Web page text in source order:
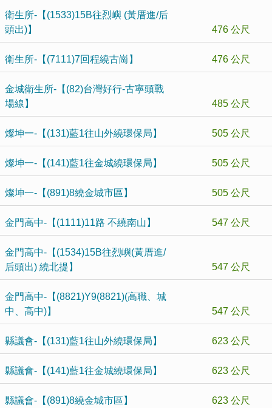
衛生所-【(1533)15B往烈嶼 (黃厝進/后
頭出)】
476 公尺
衛生所-【(7111)7回程繞古崗】 476 公尺
金城衛生所-【(82)台灣好行-古寧頭戰
場線】
485 公尺
燦坤一-【(131)藍1往山外繞環保局】 505 公尺
燦坤一-【(141)藍1往金城繞環保局】 505 公尺
燦坤一-【(891)8繞金城市區】 505 公尺
金門高中-【(1111)11路 不繞南山】 547 公尺
金門高中-【(1534)15B往烈嶼(黃厝進/
后頭出) 繞北提】
547 公尺
金門高中-【(8821)Y9(8821)(高職、城
中、高中)】
547 公尺
縣議會-【(131)藍1往山外繞環保局】 623 公尺
縣議會-【(141)藍1往金城繞環保局】 623 公尺
縣議會-【(891)8繞金城市區】 623 公尺